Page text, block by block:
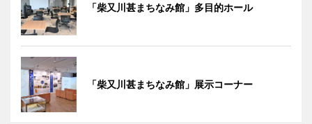
「柴又川甚まちなみ館」多目的ホール
「柴又川甚まちなみ館」展示コーナー